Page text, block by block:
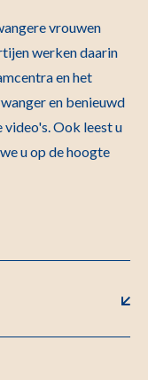
vrouwen
werken daarin
en het
en benieuwd
video's. Ook leest u
u op de hoogte